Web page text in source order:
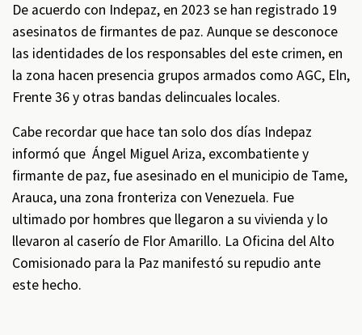
De acuerdo con Indepaz, en 2023 se han registrado 19
asesinatos de firmantes de paz. Aunque se desconoce
las identidades de los responsables del este crimen, en
la zona hacen presencia grupos armados como AGC, Eln,
Frente 36 y otras bandas delincuales locales.
Cabe recordar que hace tan solo dos días Indepaz
informó que Ángel Miguel Ariza, excombatiente y
firmante de paz, fue asesinado en el municipio de Tame,
Arauca, una zona fronteriza con Venezuela. Fue
ultimado por hombres que llegaron a su vivienda y lo
llevaron al caserío de Flor Amarillo. La Oficina del Alto
Comisionado para la Paz manifestó su repudio ante
este hecho.